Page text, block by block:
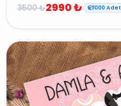
3500 ₺2990 ₺ 1000 Adet